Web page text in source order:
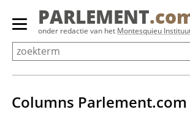
Overslaan
Primair
menu
tonen/verbergen
PARLEMENT
onder redactie van het Montesquieu
Foutmelding
Columns Parlement.com